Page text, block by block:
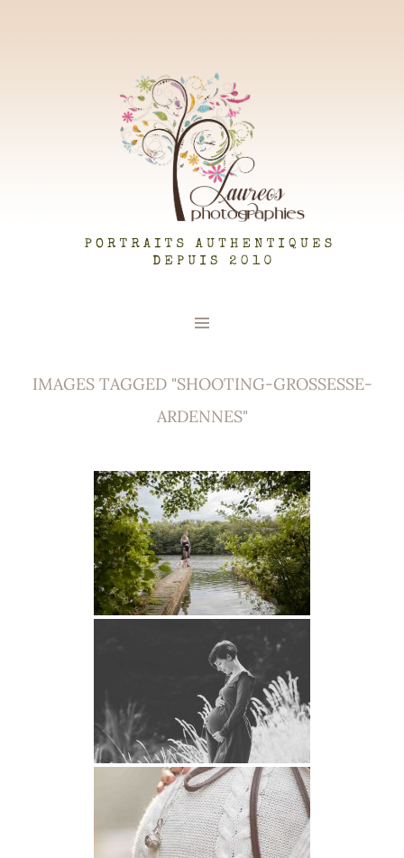
LAUREOS PHOTOGRAPHIES
IMAGES TAGGED "SHOOTING-GROSSESSE-
ARDENNES"